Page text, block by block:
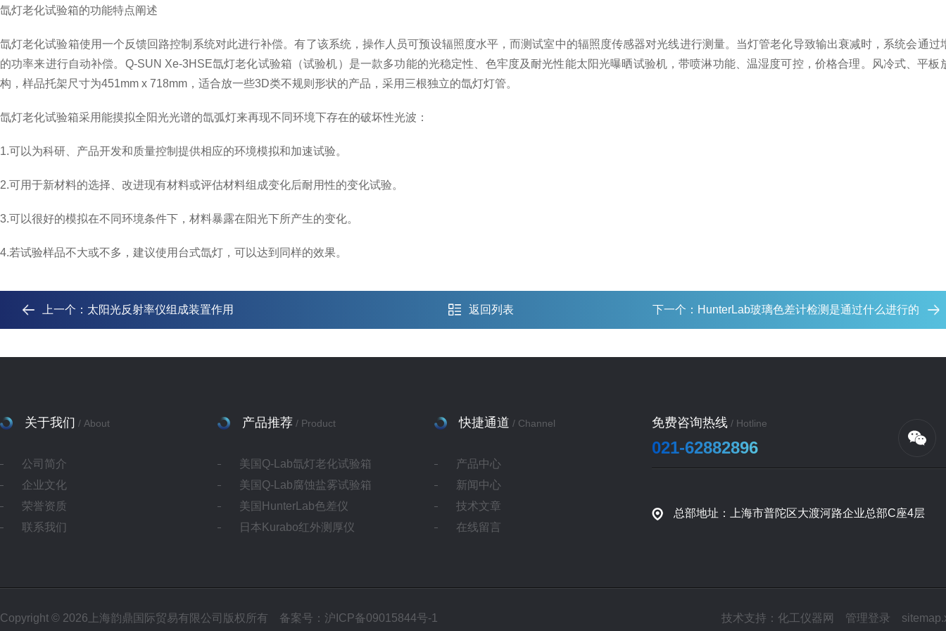
氙灯老化试验箱的功能特点阐述
氙灯老化试验箱使用一个反馈回路控制系统对此进行补偿。有了该系统，操作人员可预设辐照度水平，而测试室中的辐照度传感器对光线进行测量。当灯管老化导致输出衰减时，系统会通过
的功率来进行自动补偿。Q-SUN Xe-3HSE氙灯老化试验箱（试验机）是一款多功能的光稳定性、色牢度及耐光性能太阳光曝晒试验机，带喷淋功能、温湿度可控，价格合理。风冷式、平板
构，样品托架尺寸为451mm x 718mm，适合放一些3D类不规则形状的产品，采用三根独立的氙灯灯管。
氙灯老化试验箱采用能摸拟全阳光光谱的氙弧灯来再现不同环境下存在的破坏性光波：
1.可以为科研、产品开发和质量控制提供相应的环境模拟和加速试验。
2.可用于新材料的选择、改进现有材料或评估材料组成变化后耐用性的变化试验。
3.可以很好的模拟在不同环境条件下，材料暴露在阳光下所产生的变化。
4.若试验样品不大或不多，建议使用台式氙灯，可以达到同样的效果。
上一个： 太阳光反射率仪组成装置作用 返回列表 下一个： HunterLab玻璃色差计检测是通过什么进行的
免费咨询热线 / Hotline
021-62882896
总部地址：上海市普陀区大渡河路企业总部C座4层
关于我们 / About
公司简介
企业文化
荣誉资质
联系我们
产品推荐 / Product
美国Q-Lab氙灯老化试验箱
美国Q-Lab腐蚀盐雾试验箱
美国HunterLab色差仪
日本Kurabo红外测厚仪
快捷通道 / Channel
产品中心
新闻中心
技术文章
在线留言
Copyright © 2026上海韵鼎国际贸易有限公司版权所有 备案号：沪ICP备09015844号-1 技术支持： 化工仪器网 管理登录